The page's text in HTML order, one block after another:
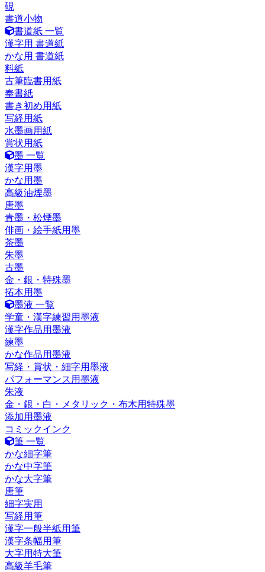
硯
書道小物
書道紙 一覧
漢字用 書道紙
かな用 書道紙
料紙
古筆臨書用紙
奉書紙
書き初め用紙
写経用紙
水墨画用紙
賞状用紙
墨 一覧
漢字用墨
かな用墨
高級油煙墨
唐墨
青墨・松煙墨
俳画・絵手紙用墨
茶墨
朱墨
古墨
金・銀・特殊墨
拓本用墨
墨液 一覧
学童・漢字練習用墨液
漢字作品用墨液
練墨
かな作品用墨液
写経・賞状・細字用墨液
パフォーマンス用墨液
朱液
金・銀・白・メタリック・布木用特殊墨
添加用墨液
コミックインク
筆 一覧
かな細字筆
かな中字筆
かな大字筆
唐筆
細字実用
写経用筆
漢字一般半紙用筆
漢字条幅用筆
大字用特大筆
高級羊毛筆